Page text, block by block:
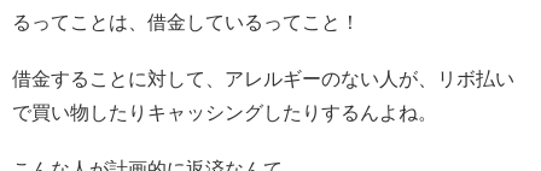
るってことは、借金しているってこと！
借金することに対して、アレルギーのない人が、リボ払い
で買い物したりキャッシングしたりするんよね。